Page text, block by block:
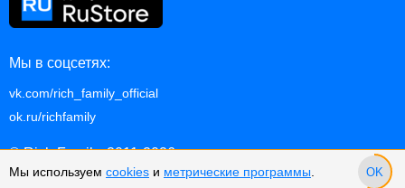
Мы в соцсетях:
vk.com/rich_family_official
ok.ru/richfamily
© Rich Family, 2011-2026
p.2.10.1127
Мы используем cookies и метрические программы OK